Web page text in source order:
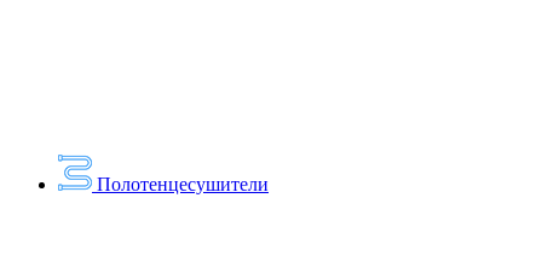
Полотенцесушители